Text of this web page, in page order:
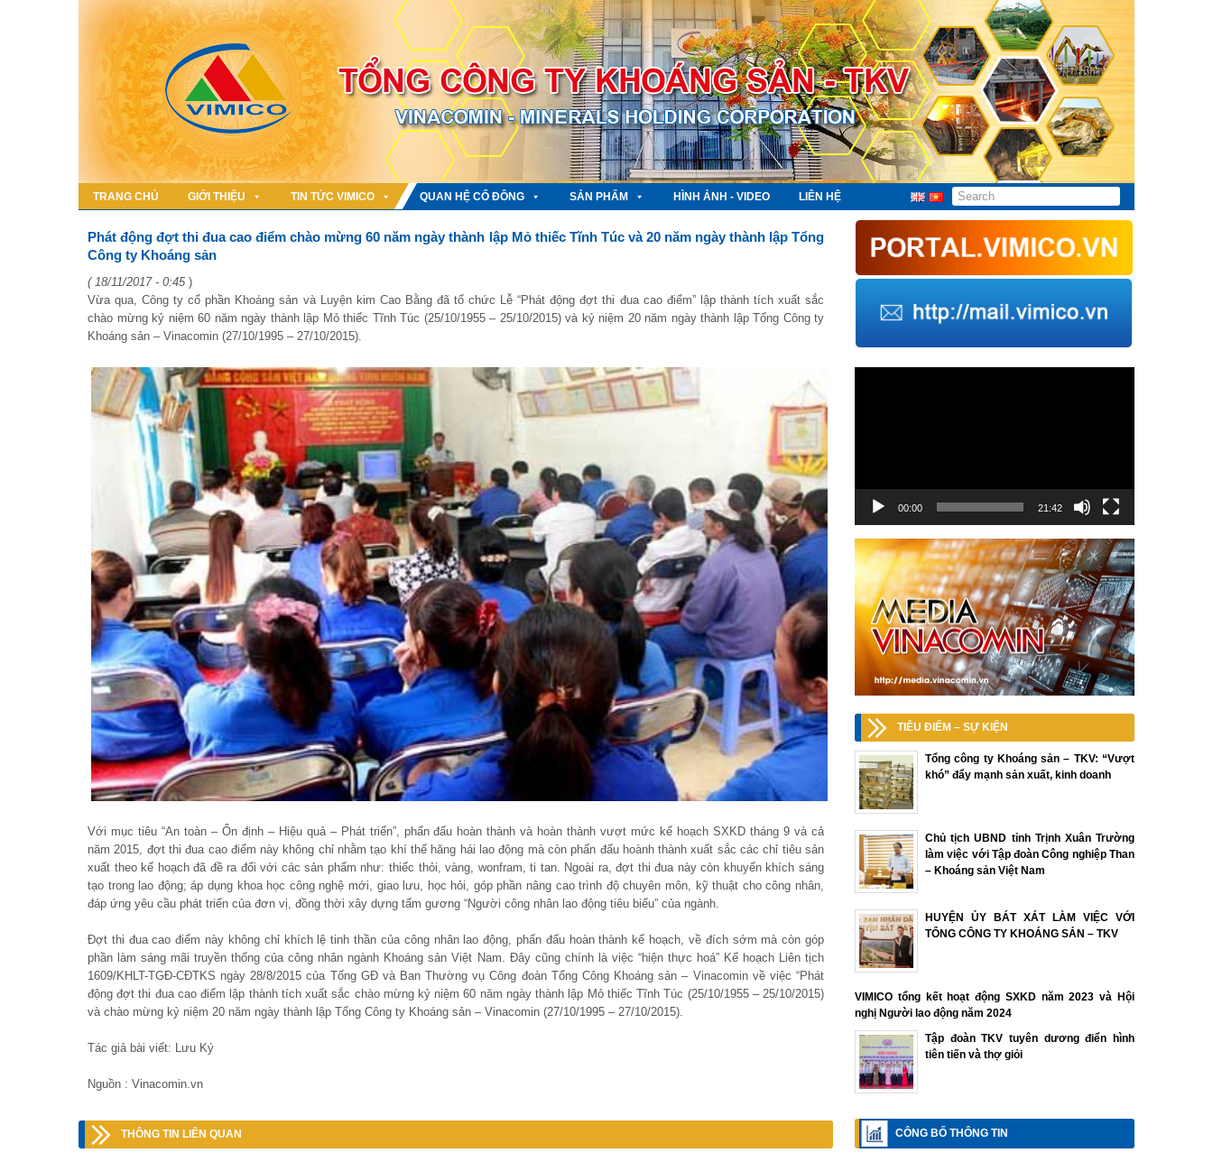
TRANG CHỦ GIỚI THIỆU TIN TỨC VIMICO QUAN HỆ CỔ ĐÔNG SẢN PHẨM HÌNH ẢNH - VIDEO LIÊN HỆ
Phát động đợt thi đua cao điểm chào mừng 60 năm ngày thành lập Mỏ thiếc Tĩnh Túc và 20 năm ngày thành lập Tổng
Công ty Khoáng sản
( 18/11/2017 - 0:45)
Vừa qua, Công ty cổ phần Khoáng sản và Luyện kim Cao Bằng đã tổ chức Lễ “Phát động đợt thi đua cao điểm” lập thành tích xuất sắc
chào mừng kỷ niệm 60 năm ngày thành lập Mỏ thiếc Tĩnh Túc (25/10/1955 – 25/10/2015) và kỷ niệm 20 năm ngày thành lập Tổng Công ty
Khoáng sản – Vinacomin (27/10/1995 – 27/10/2015).
Với mục tiêu “An toàn – Ổn định – Hiệu quả – Phát triển”, phấn đấu hoàn thành và hoàn thành vượt mức kế hoạch SXKD tháng 9 và cả
năm 2015, đợt thi đua cao điểm này không chỉ nhằm tạo khí thế hăng hái lao động mà còn phấn đấu hoành thành xuất sắc các chỉ tiêu sản
xuất theo kế hoạch đã đề ra đối với các sản phẩm như: thiếc thỏi, vàng, wonfram, ti tan. Ngoài ra, đợt thi đua này còn khuyến khích sáng
tạo trong lao động; áp dụng khoa học công nghệ mới, giao lưu, học hỏi, góp phần nâng cao trình độ chuyên môn, kỹ thuật cho công nhân,
đáp ứng yêu cầu phát triển của đơn vị, đồng thời xây dựng tấm gương “Người công nhân lao động tiêu biểu” của ngành.
Đợt thi đua cao điểm này không chỉ khích lệ tinh thần của công nhân lao động, phấn đấu hoàn thành kế hoạch, về đích sớm mà còn góp
phần làm sáng mãi truyền thống của công nhân ngành Khoáng sản Việt Nam. Đây cũng chính là việc “hiện thực hoá” Kế hoạch Liên tịch
1609/KHLT-TGĐ-CĐTKS ngày 28/8/2015 của Tổng GĐ và Ban Thường vụ Công đoàn Tổng Công Khoáng sản – Vinacomin về việc “Phát
động đợt thi đua cao điểm lập thành tích xuất sắc chào mừng kỷ niệm 60 năm ngày thành lập Mỏ thiếc Tĩnh Túc (25/10/1955 – 25/10/2015)
và chào mừng kỷ niệm 20 năm ngày thành lập Tổng Công ty Khoáng sản – Vinacomin (27/10/1995 – 27/10/2015).
Tác giả bài viết: Lưu Ký
Nguồn : Vinacomin.vn
THÔNG TIN LIÊN QUAN
00:00 21:42
TIÊU ĐIỂM – SỰ KIỆN
Tổng công ty Khoáng sản – TKV: “Vượt
khó” đẩy mạnh sản xuất, kinh doanh
Chủ tịch UBND tỉnh Trịnh Xuân Trường
làm việc với Tập đoàn Công nghiệp Than
– Khoáng sản Việt Nam
HUYỆN ỦY BÁT XÁT LÀM VIỆC VỚI
TỔNG CÔNG TY KHOÁNG SẢN – TKV
VIMICO tổng kết hoạt động SXKD năm 2023 và Hội
nghị Người lao động năm 2024
Tập đoàn TKV tuyên dương điển hình
tiên tiến và thợ giỏi
CÔNG BỐ THÔNG TIN